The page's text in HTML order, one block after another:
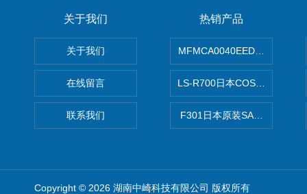
关于我们
关于我们
在线留言
联系我们
热销产品
MFMCA0040EED-H日本
LS-R700日本COSMO科斯莫
F301日本原装SANAI三爱旋
Copyright © 2026 湖南中崎科技有限公司 版权所有